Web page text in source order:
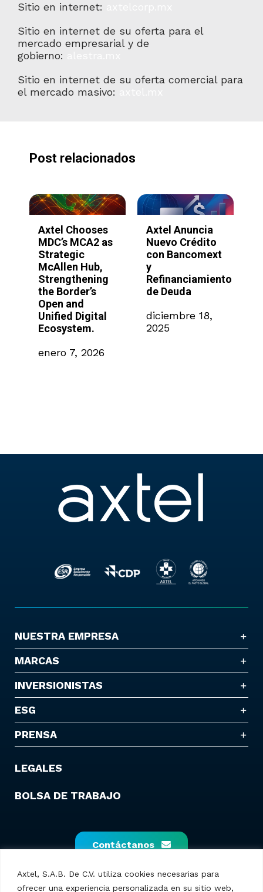
Axtel, S.A.B. De C.V. utiliza cookies necesarias para
ofrecer una experiencia personalizada en su sitio web,
Sitio en internet:
Sitio en internet de su oferta para el
mercado empresarial y de
gobierno:
Sitio en internet de su oferta comercial para
el mercado masivo:
Post relacionados
Axtel Anuncia
Nuevo Crédito
con Bancomext
y
Refinanciamiento
de Deuda
diciembre 18,
2025
Axtel y
SimplyAsk.ai
lanzan
IA sin código
para acelerar la
empresarial en
México
NUESTRA EMPRESA
MARCAS
INVERSIONISTAS
ESG
PRENSA
LEGALES
BOLSA DE TRABAJO
Contáctanos